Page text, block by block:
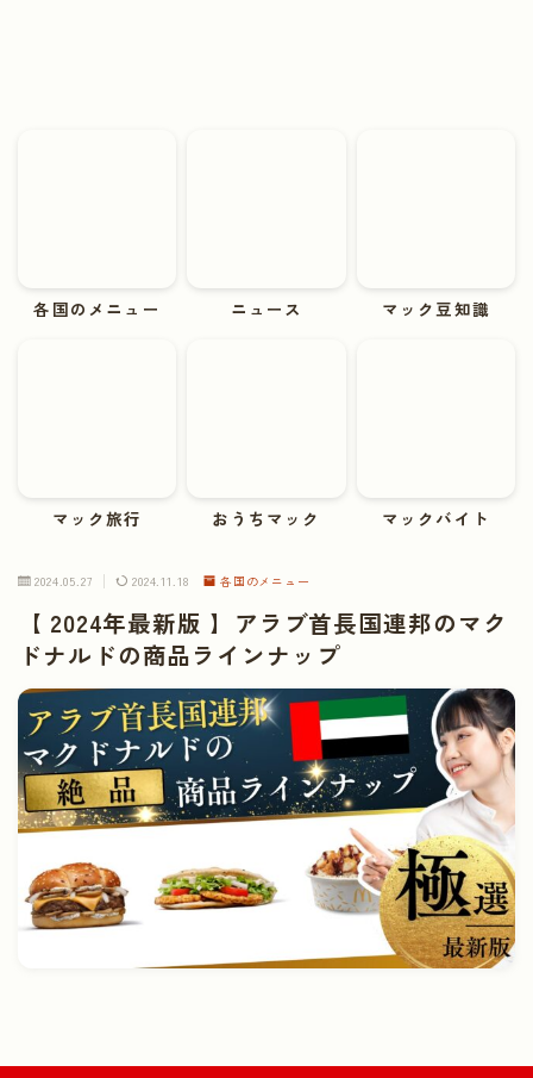
各国のメニュー ニュース マック豆知識
マック旅行 おうちマック マックバイト
2024.05.27 2024.11.18 各国のメニュー
【 2024年最新版 】アラブ首長国連邦のマク
ドナルドの商品ラインナップ